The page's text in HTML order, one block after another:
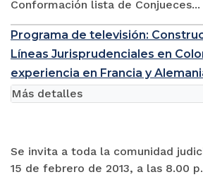
Conformación lista de Conjueces...
Programa de televisión:
Líneas Jurisprudenciales en
experiencia en Francia y
Se invita a toda la comunidad
15 de febrero de 2013, a las 8.00
Más detalles